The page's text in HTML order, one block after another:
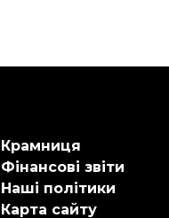
Крамниця
Фінансові звіти
Наші політики
Карта сайту